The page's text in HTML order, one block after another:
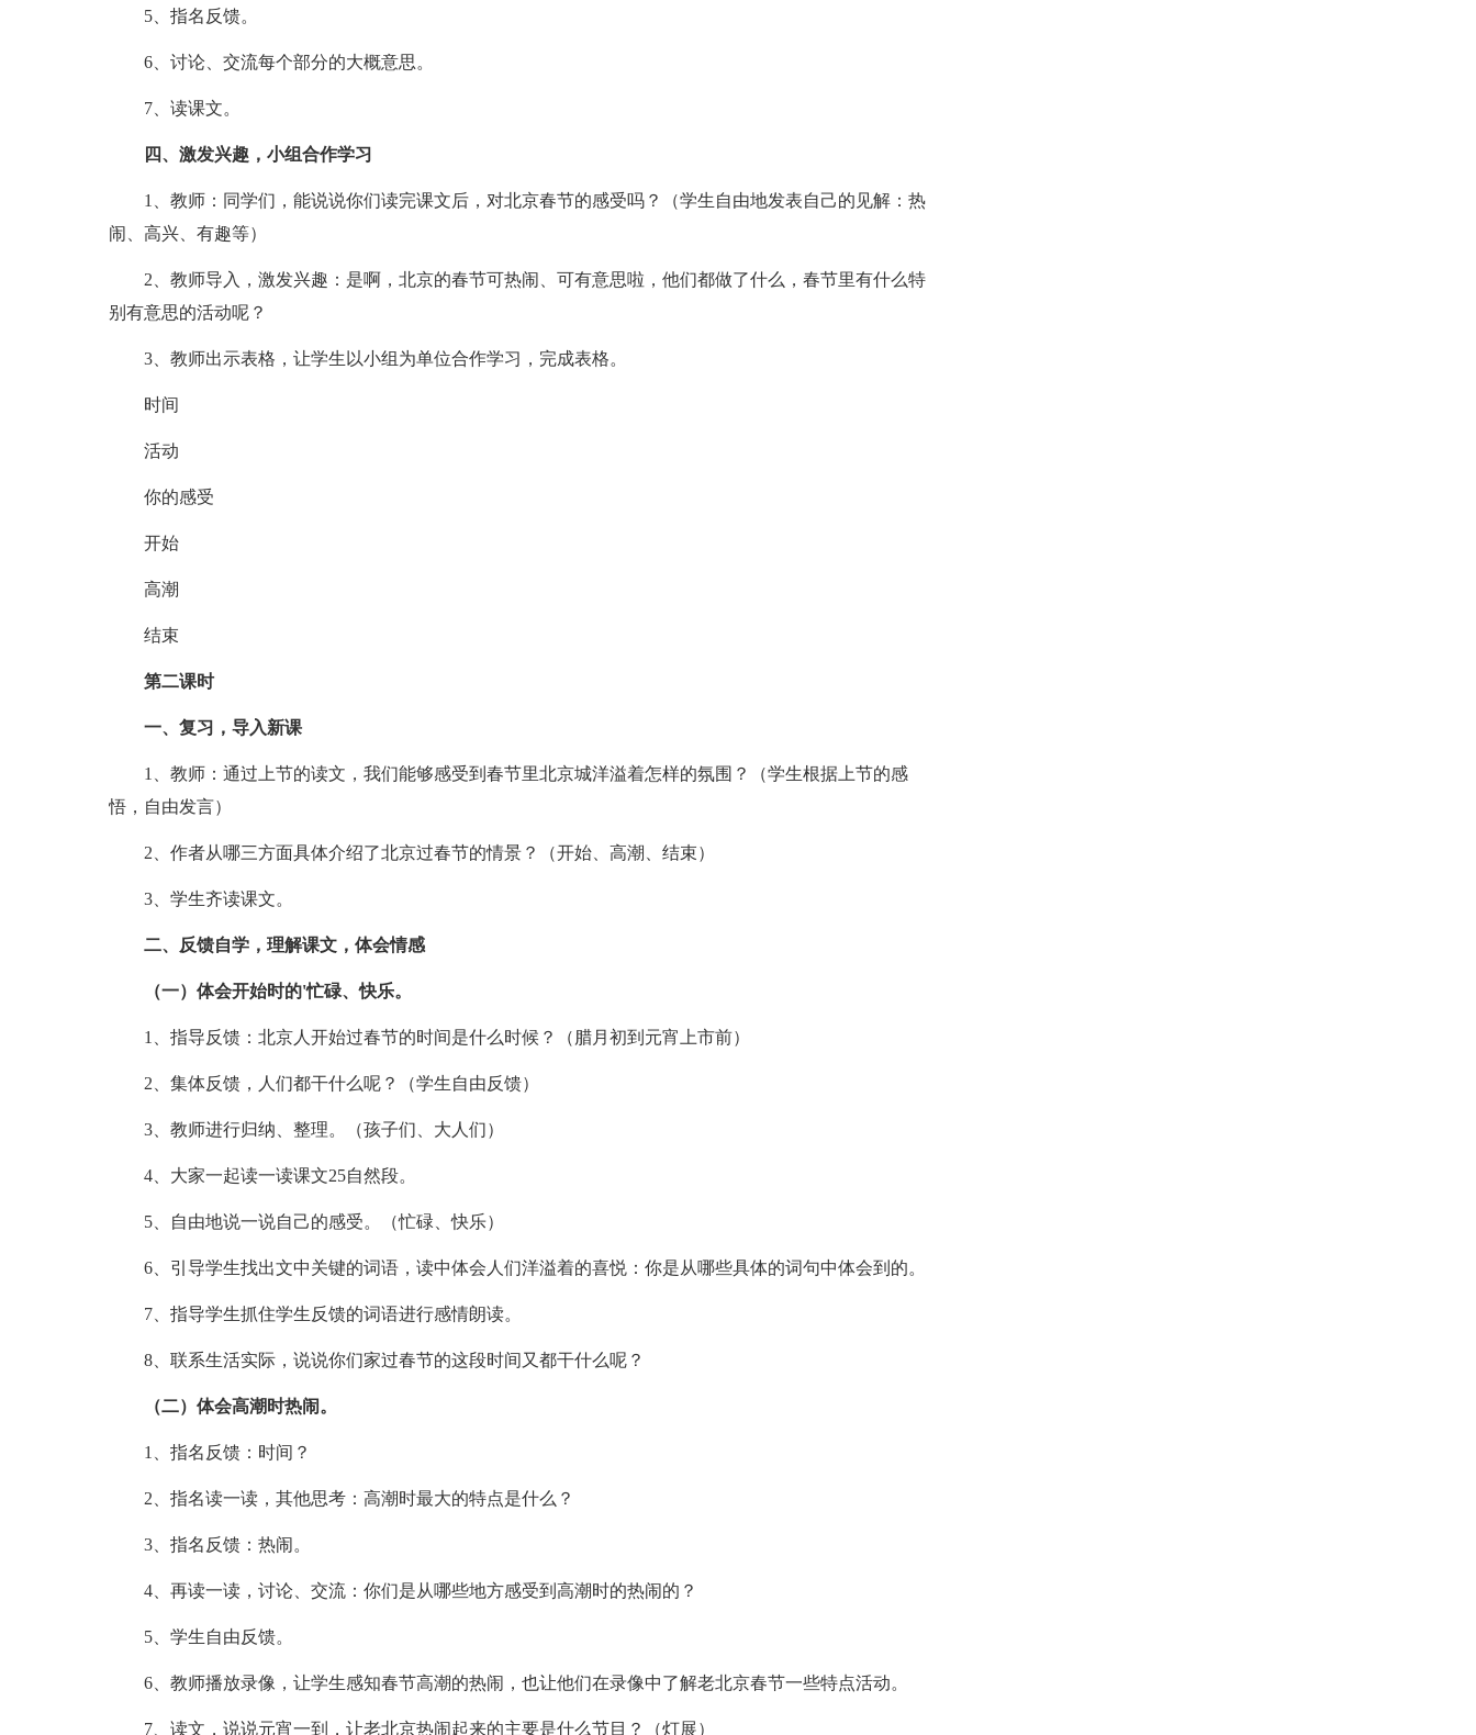
5、指名反馈。
6、讨论、交流每个部分的大概意思。
7、读课文。
四、激发兴趣，小组合作学习
1、教师：同学们，能说说你们读完课文后，对北京春节的感受吗？（学生自由地发表自己的见解：热
闹、高兴、有趣等）
2、教师导入，激发兴趣：是啊，北京的春节可热闹、可有意思啦，他们都做了什么，春节里有什么特
别有意思的活动呢？
3、教师出示表格，让学生以小组为单位合作学习，完成表格。
时间
活动
你的感受
开始
高潮
结束
第二课时
一、复习，导入新课
1、教师：通过上节的读文，我们能够感受到春节里北京城洋溢着怎样的氛围？（学生根据上节的感
悟，自由发言）
2、作者从哪三方面具体介绍了北京过春节的情景？（开始、高潮、结束）
3、学生齐读课文。
二、反馈自学，理解课文，体会情感
（一）体会开始时的'忙碌、快乐。
1、指导反馈：北京人开始过春节的时间是什么时候？（腊月初到元宵上市前）
2、集体反馈，人们都干什么呢？（学生自由反馈）
3、教师进行归纳、整理。（孩子们、大人们）
4、大家一起读一读课文25自然段。
5、自由地说一说自己的感受。（忙碌、快乐）
6、引导学生找出文中关键的词语，读中体会人们洋溢着的喜悦：你是从哪些具体的词句中体会到的。
7、指导学生抓住学生反馈的词语进行感情朗读。
8、联系生活实际，说说你们家过春节的这段时间又都干什么呢？
（二）体会高潮时热闹。
1、指名反馈：时间？
2、指名读一读，其他思考：高潮时最大的特点是什么？
3、指名反馈：热闹。
4、再读一读，讨论、交流：你们是从哪些地方感受到高潮时的热闹的？
5、学生自由反馈。
6、教师播放录像，让学生感知春节高潮的热闹，也让他们在录像中了解老北京春节一些特点活动。
7、读文，说说元宵一到，让老北京热闹起来的主要是什么节目？（灯展）